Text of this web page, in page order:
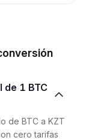
de BTC a KZT
cero tarifas